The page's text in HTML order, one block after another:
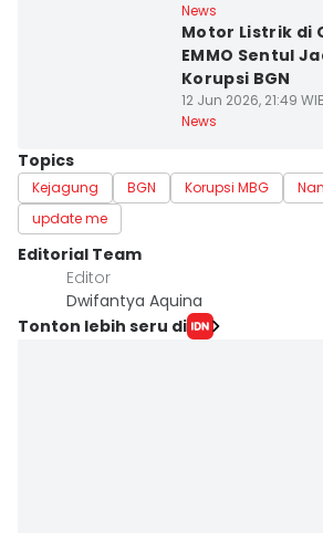
News
Motor Listrik di
EMMO Sentul
Korupsi BGN
12 Jun 2026, 21:49
News
Topics
Kejagung BGN Korupsi MBG
update me
Editorial Team
Editor
Dwifantya Aquina
Tonton lebih seru di